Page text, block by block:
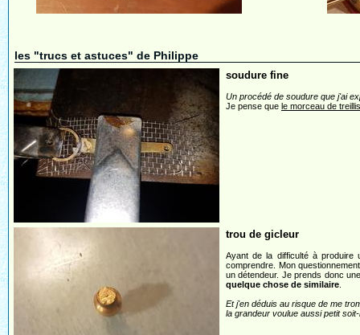
les "trucs et astuces" de Philippe
soudure fine
Un procédé de soudure que j'ai
Je pense que le morceau de
trou de gicleur
Ayant de la difficulté à produire
comprendre. Mon
un détendeur. Je prends donc
quelque chose de similaire
Et j'en déduis au risque de me
la grandeur voulue aussi petit